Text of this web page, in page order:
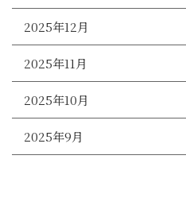
2025年12月
2025年11月
2025年10月
2025年9月